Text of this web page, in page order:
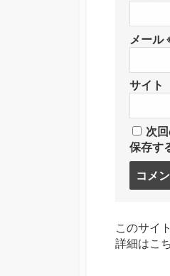
メール
サイト
次
保存す
このサイ
詳細はこ